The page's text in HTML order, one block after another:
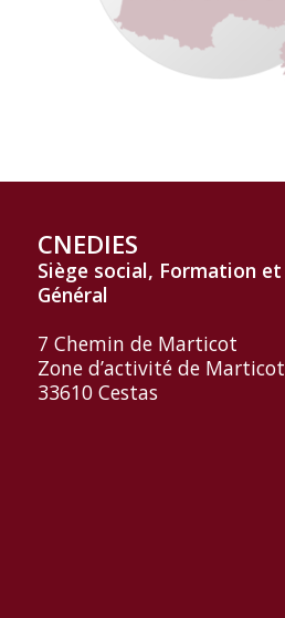
CNEDIES
Siège social, Formation et
Général
7 Chemin de Marticot
Zone d’activité de Marticot
33610 Cestas